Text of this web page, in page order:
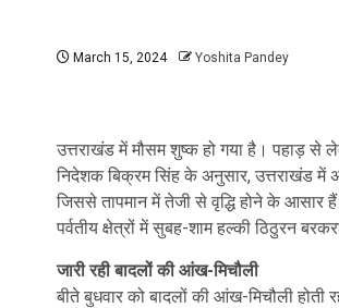
March 15, 2024 Yoshita Pandey
उत्तराखंड में मौसम शुष्क हो गया है। पहाड़ से
निदेशक बिक्रम सिंह के अनुसार, उत्तराखंड में
जिससे तापमान में तेजी से वृद्धि होने के आसार
पर्वतीय क्षेत्रों में सुबह-शाम हल्की ठिठुरन
जारी रही बादलों की आंख-मिचौली
बीते बुधवार को बादलों की आंख-मिचौली